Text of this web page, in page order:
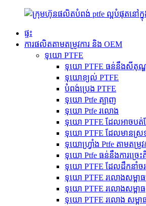
ផ្ទះ
ការផលិតតាមតម្រូវការ និង OEM
ទុយោ PTFE
ទុយោ PTFE ធន់នឹងសីតុណ្
ទុយោខ្យល់ PTFE
បំពង់ប្រេង PTFE
ទុយោ Ptfe ត្បាញ
ទុយោ Ptfe រលោង
ទុយោ PTFE ដែលអាចបត់
ទុយោ PTFE ដែលមានស្រ
ទុយោហ្វ្រាំង Ptfe តាមតម្រូវ
ទុយោ Ptfe ធន់នឹងការច្រេះ
ទុយោ PTFE ដែលដឹកនាំចរ
ទុយោ PTFE រលោងសម្ពា
ទុយោ PTFE រលោងសម្ពាធ
ទុយោ PTFE រលោង សម្ពាធ